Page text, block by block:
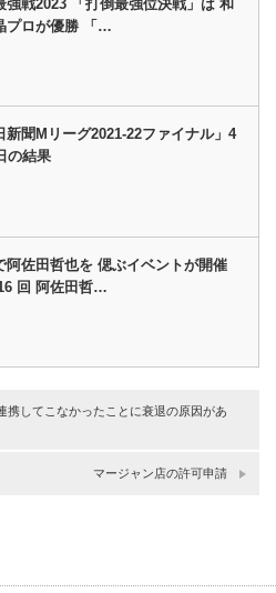
強戦2023 「打倒最強位決戦」は 和
プロが優勝 「…
新聞Mリーグ2021-22ファイナル」4
の結果
阿佐田哲也を 偲ぶイベントが開催
16 回 阿佐田哲…
携してこなかったことに衰退の原因があ
マージャン店の許可申請